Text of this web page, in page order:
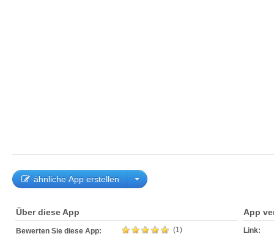
ähnliche App erstellen
Über diese App
Bewerten Sie diese App: (1)
App
Link: